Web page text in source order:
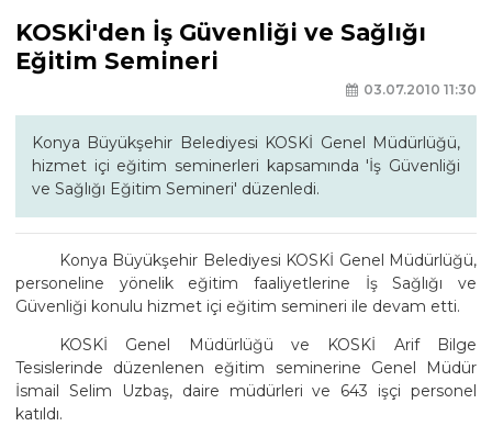
KOSKİ'den İş Güvenliği ve Sağlığı
Eğitim Semineri
03.07.2010 11:30
Konya Büyükşehir Belediyesi KOSKİ Genel Müdürlüğü,
hizmet içi eğitim seminerleri kapsamında 'İş Güvenliği
ve Sağlığı Eğitim Semineri' düzenledi.
Konya Büyükşehir Belediyesi KOSKİ Genel Müdürlüğü,
personeline yönelik eğitim faaliyetlerine İş Sağlığı ve
Güvenliği konulu hizmet içi eğitim semineri ile devam etti.
KOSKİ Genel Müdürlüğü ve KOSKİ Arif Bilge
Tesislerinde düzenlenen eğitim seminerine Genel Müdür
İsmail Selim Uzbaş, daire müdürleri ve 643 işçi personel
katıldı.